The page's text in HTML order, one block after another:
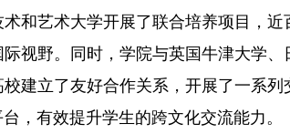
和艺术大学开展了联合培养项目，
视野。同时，学院与英国牛津大学、
建立了友好合作关系，开展了一系
，有效提升学生的跨文化交流能力。